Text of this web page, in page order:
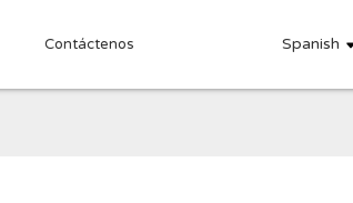
Contáctenos Spanish